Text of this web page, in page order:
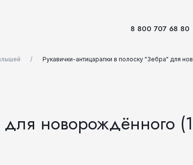
8 800 707 68 80
Рукавички-антицарапки в полоску "Зебра" для
для новорождённого